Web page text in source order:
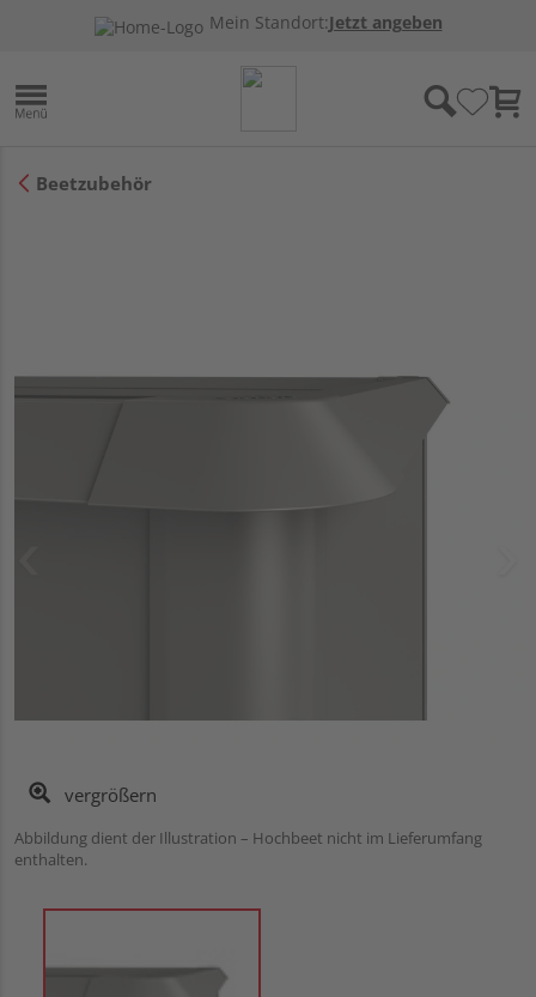
Mein Standort:Jetzt angeben
Beetzubehör
vergrößern
Abbildung dient der Illustration – Hochbeet nicht im Lieferumfang
enthalten.